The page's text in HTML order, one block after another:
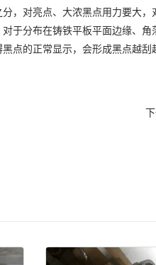
，对亮点、大浓黑点用力要大
于分布在铸铁平板平面边缘、
点的正常显示，会形成黑点越刮